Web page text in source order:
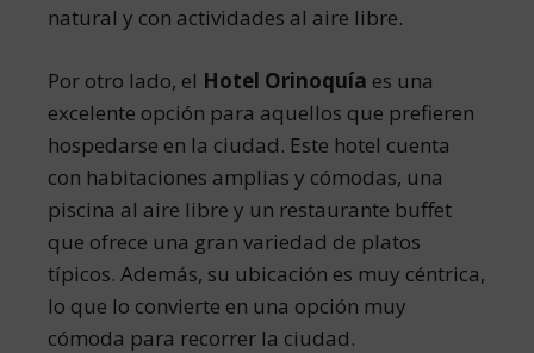
natural y con actividades al aire libre.
Por otro lado, el Hotel Orinoquía es una
excelente opción para aquellos que prefieren
hospedarse en la ciudad. Este hotel cuenta
con habitaciones amplias y cómodas, una
piscina al aire libre y un restaurante buffet
que ofrece una gran variedad de platos
típicos. Además, su ubicación es muy céntrica,
lo que lo convierte en una opción muy
cómoda para recorrer la ciudad.